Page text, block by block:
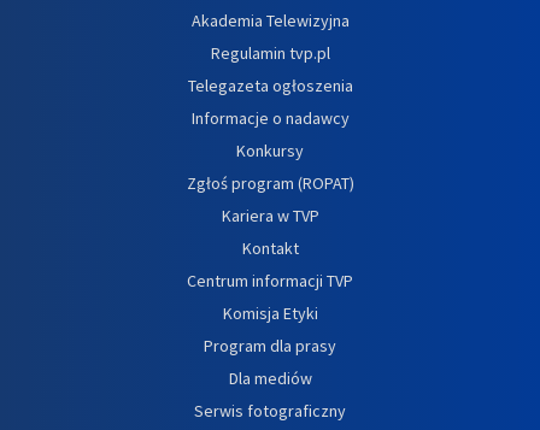
Akademia Telewizyjna
Regulamin tvp.pl
Telegazeta ogłoszenia
Informacje o nadawcy
Konkursy
Zgłoś program (ROPAT)
Kariera w TVP
Kontakt
Centrum informacji TVP
Komisja Etyki
Program dla prasy
Dla mediów
Serwis fotograficzny